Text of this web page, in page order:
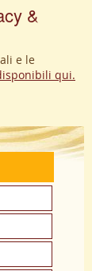
&
e le
qui.